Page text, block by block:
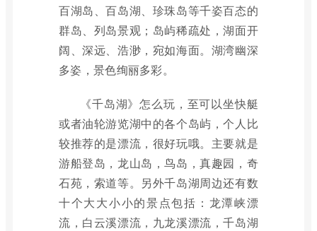
百湖岛、百岛湖、珍珠岛等千姿百态的
群岛、列岛景观；岛屿稀疏处，湖面开
阔、深远、浩渺，宛如海面。湖湾幽深
多姿，景色绚丽多彩。
《千岛湖》怎么玩，至可以坐快艇
或者油轮游览湖中的各个岛屿，个人比
较推荐的是漂流，很好玩哦。主要就是
游船登岛，龙山岛，鸟岛，真趣园，奇
石苑，索道等。另外千岛湖周边还有数
十个大大小小的景点包括：龙潭峡漂
流，白云溪漂流，九龙溪漂流，千岛湖